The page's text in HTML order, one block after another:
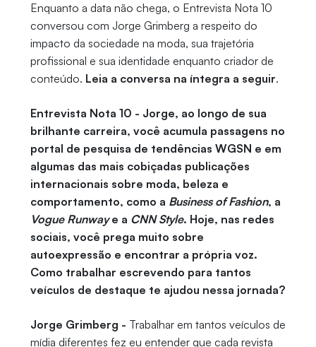
Enquanto a data não chega, o Entrevista Nota 10
conversou com Jorge Grimberg a respeito do
impacto da sociedade na moda, sua trajetória
profissional e sua identidade enquanto criador de
conteúdo. Leia a conversa na íntegra a seguir.
Entrevista Nota 10 - Jorge, ao longo de sua
brilhante carreira, você acumula passagens no
portal de pesquisa de tendências WGSN e em
algumas das mais cobiçadas publicações
internacionais sobre moda, beleza e
comportamento, como a Business of Fashion, a
Vogue Runwaye a CNN Style. Hoje, nas redes
sociais, você prega muito sobre
autoexpressão e encontrar a própria voz.
Como trabalhar escrevendo para tantos
veículos de destaque te ajudou nessa jornada?
Jorge Grimberg - Trabalhar em tantos veículos de
mídia diferentes fez eu entender que cada revista